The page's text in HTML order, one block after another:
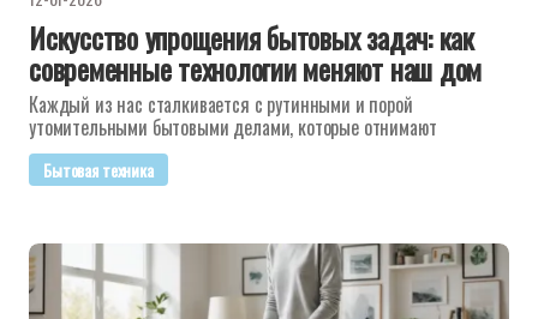
Искусство упрощения бытовых задач: как
современные технологии меняют наш дом
Каждый из нас сталкивается с рутинными и порой
утомительными бытовыми делами, которые отнимают
Бытовая техника